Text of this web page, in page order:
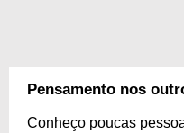
Pensamento nos
Conheço poucas